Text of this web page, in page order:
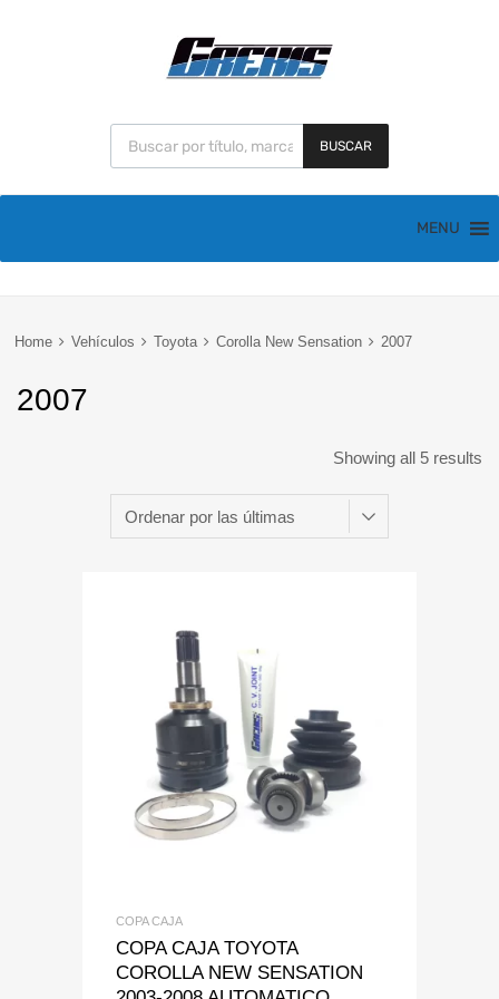
BUSCAR
MENU
Home Vehículos Toyota Corolla New Sensation 2007
2007
Showing all 5 results
Add to Wishlist
Add to Compare
COPA CAJA
COPA CAJA TOYOTA
COROLLA NEW SENSATION